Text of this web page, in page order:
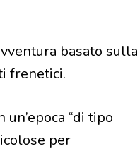
basato sulla
frenetici.
“di tipo
per